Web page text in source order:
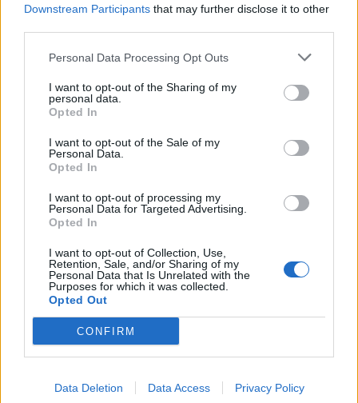
Downstream Participants that may further disclose it to other
Personal Data Processing Opt Outs
I want to opt-out of the Sharing of my
personal data.
Opted In
I want to opt-out of the Sale of my
Personal Data.
Opted In
I want to opt-out of processing my
Personal Data for Targeted Advertising.
Opted In
I want to opt-out of Collection, Use,
Retention, Sale, and/or Sharing of my
Personal Data that Is Unrelated with the
Purposes for which it was collected.
Opted Out
CONFIRM
Data Deletion Data Access Privacy Policy